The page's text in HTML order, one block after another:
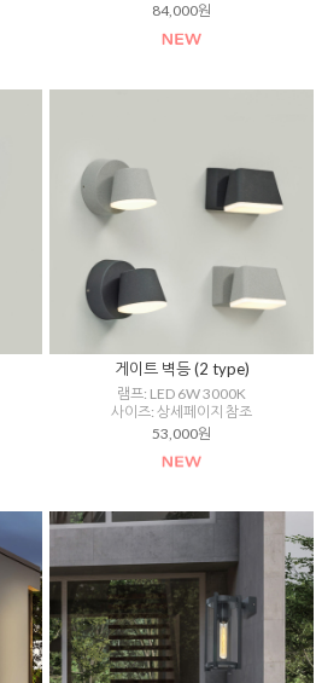
84,000원
게이트 벽등 (2 type)
램프: LED 6W 3000K
사이즈: 상세페이지 참조
53,000원